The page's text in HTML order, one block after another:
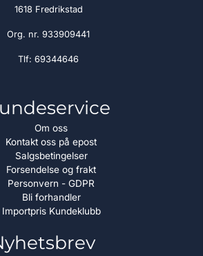
1618 Fredrikstad
Org. nr. 933909441
Tlf: 69344646
Om oss
Kontakt oss på epost
Salgsbetingelser
Forsendelse og frakt
Personvern - GDPR
Bli forhandler
Importpris Kundeklubb